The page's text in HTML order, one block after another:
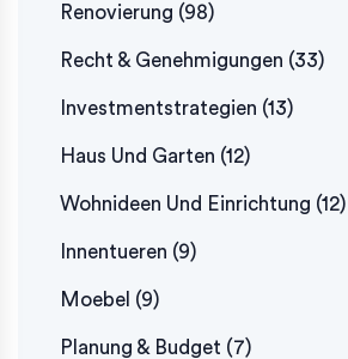
Renovierung (98)
Recht & Genehmigungen (33)
Investmentstrategien (13)
Haus Und Garten (12)
Wohnideen Und Einrichtung (12)
Innentueren (9)
Moebel (9)
Planung & Budget (7)